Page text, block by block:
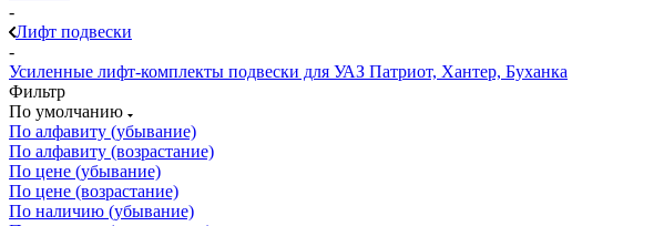
-
Лифт подвески
-
Усиленные лифт-комплекты подвески для УАЗ Патриот, Хантер, Буханка
Фильтр
По умолчанию
По алфавиту (убывание)
По алфавиту (возрастание)
По цене (убывание)
По цене (возрастание)
По наличию (убывание)